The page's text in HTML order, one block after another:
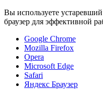
Вы используете
браузер для эффективной
Google Chrome
Mozilla Firefox
Opera
Microsoft Edge
Safari
Яндекс Браузер